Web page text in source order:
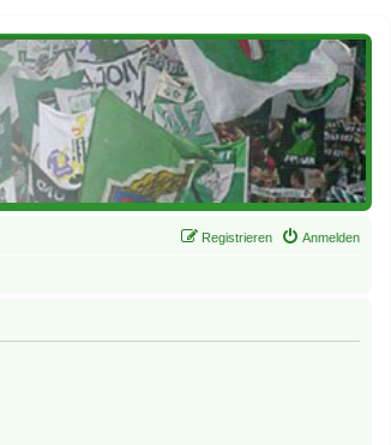
Anmelden
Registrieren